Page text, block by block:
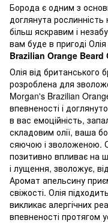
Борода є одним з
доглянута
більш яскравим і
вам буде в пригоді
Brazilian Orange Beard
Олія від британського
розроблена для
Morgan's Brazilian
впевненості і
в вас емоційність,
складовим олії, ваша
сяючою і зволоженою.
позитивно впливає на
і лущення, зволожує,
Аромат апельсину
свіжості. Олія
викликає алергічних
впевненості протягом